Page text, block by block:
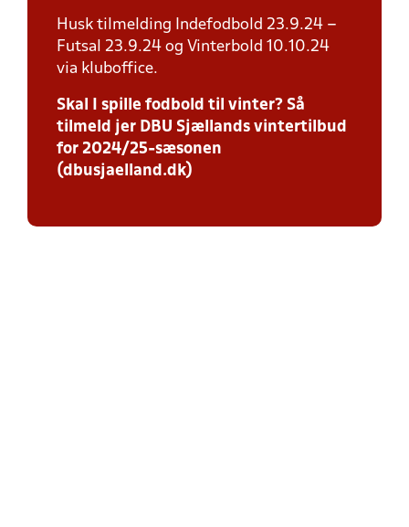
Husk tilmelding Indefodbold 23.9.24 –
Futsal 23.9.24 og Vinterbold 10.10.24
via kluboffice.
Skal I spille fodbold til vinter? Så
tilmeld jer DBU Sjællands vintertilbud
for 2024/25-sæsonen
(dbusjaelland.dk)